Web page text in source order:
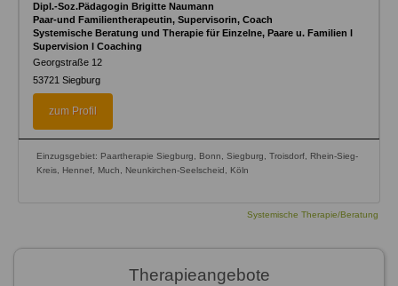
Dipl.-Soz.Pädagogin Brigitte Naumann
Paar-und Familientherapeutin, Supervisorin, Coach
Systemische Beratung und Therapie für Einzelne, Paare u. Familien l
Supervision l Coaching
Georgstraße 12
53721 Siegburg
zum Profil
Einzugsgebiet: Paartherapie Siegburg, Bonn, Siegburg, Troisdorf, Rhein-Sieg-
Kreis, Hennef, Much, Neunkirchen-Seelscheid, Köln
Systemische Therapie/Beratung
Therapieangebote